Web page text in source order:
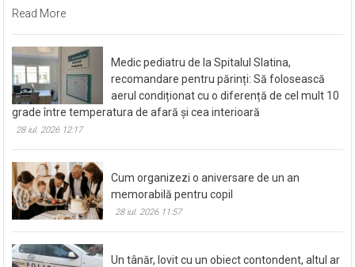
Read More
Medic pediatru de la Spitalul Slatina,
recomandare pentru părinți: Să folosească
aerul condiționat cu o diferență de cel mult 10
grade între temperatura de afară și cea interioară
28 iul. 2026 12:17
Cum organizezi o aniversare de un an
memorabilă pentru copil
28 iul. 2026 11:57
Un tânăr, lovit cu un obiect contondent, altul ar